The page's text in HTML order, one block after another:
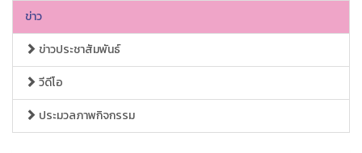
ข่าว
ข่าวประชาสัมพันธ์
วีดีโอ
ประมวลภาพกิจกรรม